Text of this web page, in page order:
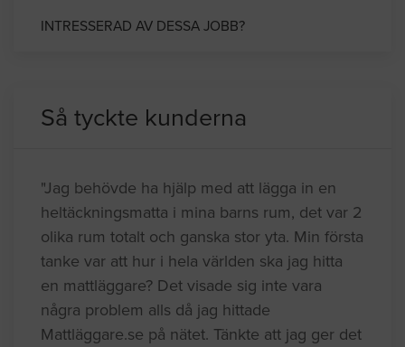
INTRESSERAD AV DESSA JOBB?
Så tyckte kunderna
"Jag behövde ha hjälp med att lägga in en
heltäckningsmatta i mina barns rum, det var 2
olika rum totalt och ganska stor yta. Min första
tanke var att hur i hela världen ska jag hitta
en mattläggare? Det visade sig inte vara
några problem alls då jag hittade
Mattläggare.se på nätet. Tänkte att jag ger det